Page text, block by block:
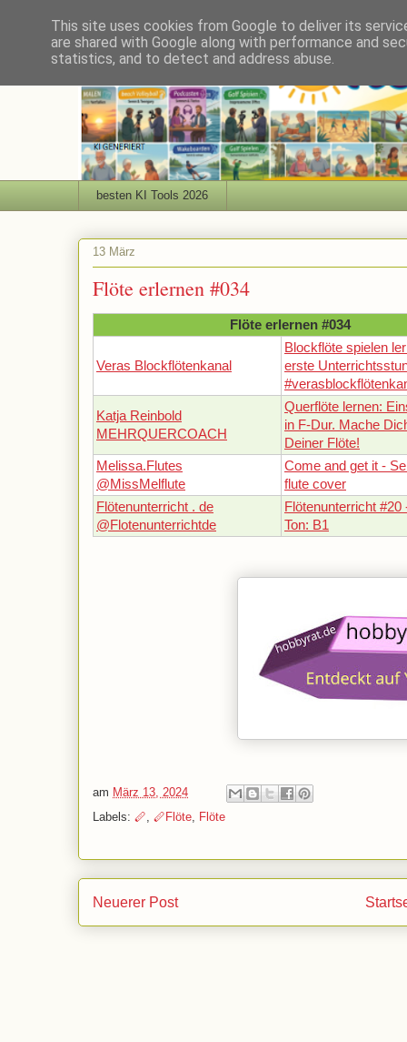
besten KI Tools 2026
13 März
Flöte erlernen #034
Flöte erlernen #034
Veras Blockflötenkanal
Blockflöte spielen
erste
Katja Reinbold
MEHRQUERCOACH
Querflöte lernen:
in F-Dur. Mache
Deiner Flöte!
Melissa.Flutes
@MissMelflute
Come and get it -
flute cover
Flötenunterricht . de
@Flotenunterrichtde
Flötenunterricht #20
Ton: B1
am März 13, 2024
Labels: 🪈 🪈Flöte Flöte
Neuerer Post
This site uses cookies from Google to deliver its
are shared with Google along with performance and
statistics, and to detect and address abuse.